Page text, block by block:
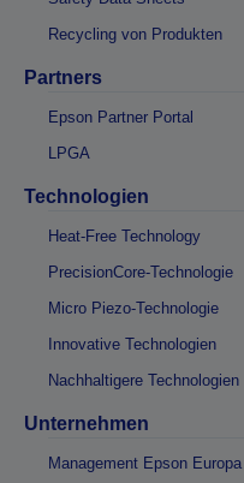
Recycling von Produkten
Partners
Epson Partner Portal
LPGA
Technologien
Heat-Free Technology
PrecisionCore-Technologie
Micro Piezo-Technologie
Innovative Technologien
Nachhaltigere Technologien
Unternehmen
Management Epson Europa